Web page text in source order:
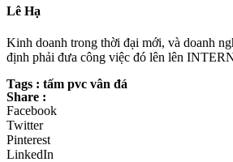
Lê Hạ
Kinh doanh trong thời đại mới, và doanh
định phải đưa công việc đó lên lên
Tags : tấm pvc vân đá
Share :
Facebook
Twitter
Pinterest
LinkedIn